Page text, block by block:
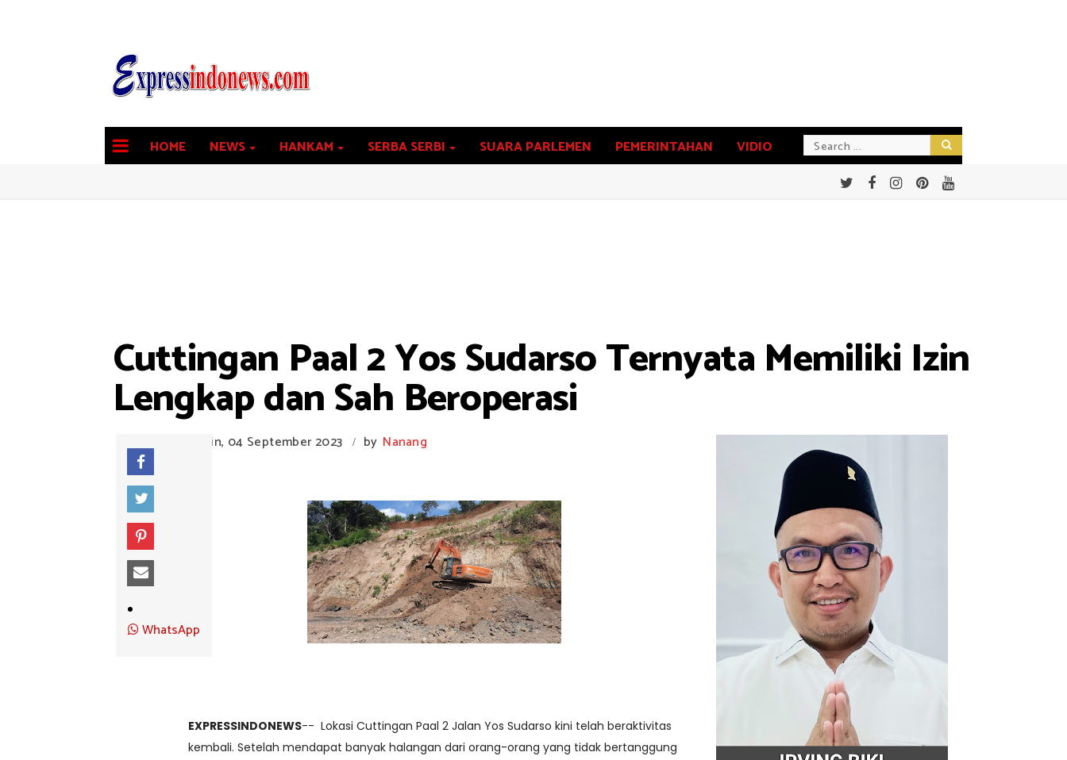
HOME NEWS HANKAM SERBA SERBI SUARA PARLEMEN PEMERINTAHAN VIDIO
Cuttingan Paal 2 Yos Sudarso Ternyata Memiliki Izin
Lengkap dan Sah Beroperasi
Senin, 04 September 2023 / by Nanang
WhatsApp
EXPRESSINDONEWS-- Lokasi Cuttingan Paal 2 Jalan Yos Sudarso kini telah beraktivitas
kembali. Setelah mendapat banyak halangan dari orang-orang yang tidak bertanggung